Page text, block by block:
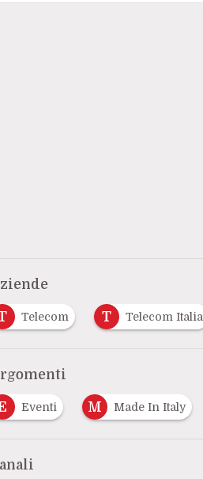
Telecom T Telecom Italia
Eventi M Made In Italy